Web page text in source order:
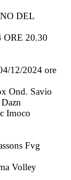
DEL
ORE 20.30
12/2024 ore
Ond. Savio
Imoco
Fvg
Volley